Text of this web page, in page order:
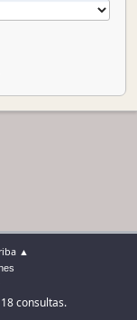
▲
consultas.